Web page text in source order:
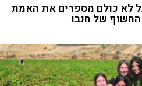
לא כולם מספרים את האמת
של חנבו